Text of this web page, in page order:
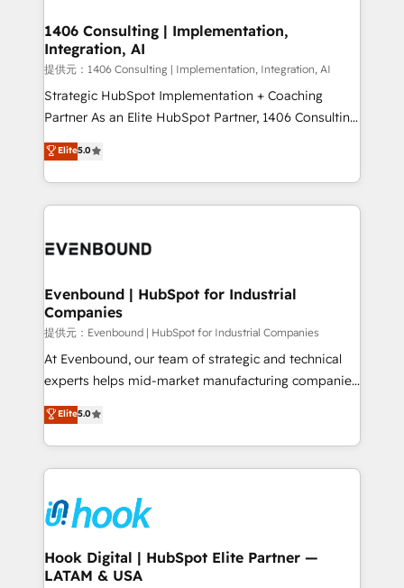
allowing companies to optimize processes and meet
the needs of the customer. We are part of Impresoft
Group, a group of specialized and complementary
companies that divide their offer into 4
Competence Centers: Smart Manufacturing,
The synergies generated by these integrations,
together with the combination of talents, skills,
to accompany companies on their digital
1406 Consulting | Implementation,
Integration, AI
提供元：1406 Consulting | Implementation, Integration, AI
Strategic HubSpot Implementation + Coaching
Partner As an Elite HubSpot Partner, 1406 Consulting
helps mid-market revenue teams transform how
they sell, market, and serve. We don't just build your
HubSpot—we teach your team to own it, then stay
to help you keep winning. What We Do ⚙️ CRM
Data & Content 📈 Sales & Marketing Alignment +
Agent Creation 🔄 Custom Integrations & Data
Migration Why 1406 We become part of your team.
Your team learns while we build. We fix what others
broke. Built for mid-market reality—practical
solutions that work with your actual headcount and
HubSpot partners 🔄 Top 5% globally in client
retention 📅 8+ years of consistent results since 2017
move beyond spreadsheets into unified systems
that drive real business results.
Elite5.0
Evenbound | HubSpot for Industrial
Companies
提供元：Evenbound | HubSpot for Industrial Companies
At Evenbound, our team of strategic and technical
experts helps mid-market manufacturing companies
achieve real growth. We specialize in delivering
tailored solutions that drive results by leveraging
HubSpot’s platform and data to fuel success.
Technical Solutions: - HubSpot Technical Consulting -
Onboarding - Data Migration & Integrations -
Technical Audit & Optimization Strategic Solutions: -
Revenue Operations - Inbound Marketing -
Outbound Marketing - HubSpot CMS Website
Elite5.0
Hook Digital | HubSpot Elite Partner —
LATAM & USA